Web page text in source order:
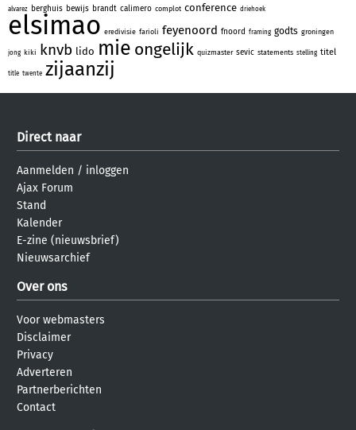
alvarez berghuis bewijs brandt calimero complot conference driehoek
elsimao eredivisie farioli feyenoord fnoord framing godts groningen
jong kiki knvb lido mie ongelijk quizmaster sevic statements stelling titel
title twente zijaanzij
Direct naar
Aanmelden / inloggen
Ajax Forum
Stand
Kalender
E-zine (nieuwsbrief)
Nieuwsarchief
Over ons
Voor webmasters
Disclaimer
Privacy
Adverteren
Partnerberichten
Contact